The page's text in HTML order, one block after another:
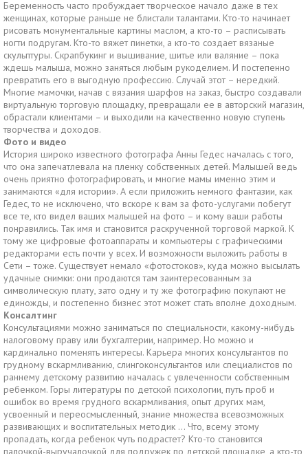
Беременность часто пробуждает творческое начало даже в тех
женщинах, которые раньше не блистали талантами. Кто-то начинает
рисовать монументальные картины маслом, а кто-то – расписывать
ногти подругам. Кто-то вяжет пинетки, а кто-то создает вязаные
скульптуры. Скрапбукинг и вышивание, шитье или валяние – пока
ждешь малыша, можно заняться любым рукоделием. И постепенно
превратить его в выгодную профессию. Случай этот – нередкий.
Многие мамочки, начав с вязания шарфов на заказ, быстро создавали
виртуальную торговую площадку, превращали ее в авторский магазин,
обрастали клиентами – и выходили на качественно новую ступень
творчества и доходов.
Фото и видео
История широко известного фотографа Анны Гедес началась с того,
что она запечатлевала на пленку собственных детей. Малышей ведь
очень приятно фотографировать, и многие мамы именно этим и
занимаются «для истории». А если приложить немного фантазии, как
Гедес, то не исключено, что вскоре к вам за фото-услугами побегут
все те, кто видел ваших малышей на фото – и кому ваши работы
понравились. Так имя и становится раскрученной торговой маркой. К
тому же цифровые фотоаппараты и компьютеры с графическими
редакторами есть почти у всех. И возможности выложить работы в
Сети – тоже. Существует немало «фотостоков», куда можно высылать
удачные снимки: они продаются там заинтересованным за
символическую плату, зато одну и ту же фотографию покупают не
единожды, и постепенно бизнес этот может стать вполне доходным.
Консалтинг
Консультациями можно заниматься по специальности, какому-нибудь
налоговому праву или бухгалтерии, например. Но можно и
кардинально поменять интересы. Карьера многих консультантов по
грудному вскармливанию, слингоконсультантов или специалистов по
раннему детскому развитию началась с увлеченности собственным
ребенком. Горы литературы по детской психологии, путь проб и
ошибок во время грудного вскармливания, опыт других мам,
усвоенный и переосмысленный, знание множества всевозможных
развивающих и воспитательных методик … Что, всему этому
пропадать, когда ребенок чуть подрастет? Кто-то становится
палочкой-выручалочкой для подружек по детской площадке, а кто-то